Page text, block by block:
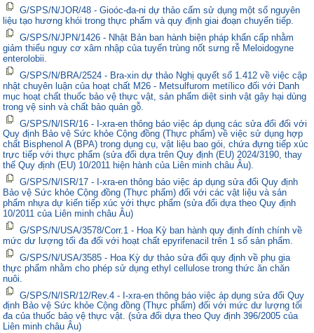
G/SPS/N/JOR/48 - Gioóc-đa-ni dự thảo cấm sử dụng một số nguyên
liệu tạo hương khói trong thực phẩm và quy định giai đoạn chuyển tiếp.
G/SPS/N/JPN/1426 - Nhật Bản ban hành biện pháp khẩn cấp nhằm
giảm thiểu nguy cơ xâm nhập của tuyến trùng nốt sưng rễ Meloidogyne
enterolobii.
G/SPS/N/BRA/2524 - Bra-xin dự thảo Nghị quyết số 1.412 về việc cập
nhật chuyên luận của hoạt chất M26 - Metsulfurom metílico đối với Danh
mục hoạt chất thuốc bảo vệ thực vật, sản phẩm diệt sinh vật gây hại dùng
trong vệ sinh và chất bảo quản gỗ.
G/SPS/N/ISR/16 - I-xra-en thông báo việc áp dụng các sửa đổi đối với
Quy định Bảo vệ Sức khỏe Cộng đồng (Thực phẩm) về việc sử dụng hợp
chất Bisphenol A (BPA) trong dụng cụ, vật liệu bao gói, chứa đựng tiếp xúc
trực tiếp với thực phẩm (sửa đổi dựa trên Quy định (EU) 2024/3190, thay
thế Quy định (EU) 10/2011 hiện hành của Liên minh châu Âu).
G/SPS/N/ISR/17 - I-xra-en thông báo việc áp dụng sửa đổi Quy định
Bảo vệ Sức khỏe Cộng đồng (Thực phẩm) đối với các vật liệu và sản
phẩm nhựa dự kiến tiếp xúc với thực phẩm (sửa đổi dựa theo Quy định
10/2011 của Liên minh châu Âu)
G/SPS/N/USA/3578/Corr.1 - Hoa Kỳ ban hành quy định đính chính về
mức dư lượng tối đa đối với hoạt chất epyrifenacil trên 1 số sản phẩm.
G/SPS/N/USA/3585 - Hoa Kỳ dự thảo sửa đổi quy định về phụ gia
thực phẩm nhằm cho phép sử dụng ethyl cellulose trong thức ăn chăn
nuôi.
G/SPS/N/ISR/12/Rev.4 - I-xra-en thông báo việc áp dụng sửa đổi Quy
định Bảo vệ Sức khỏe Cộng đồng (Thực phẩm) đối với mức dư lượng tối
đa của thuốc bảo vệ thực vật. (sửa đổi dựa theo Quy định 396/2005 của
Liên minh châu Âu)